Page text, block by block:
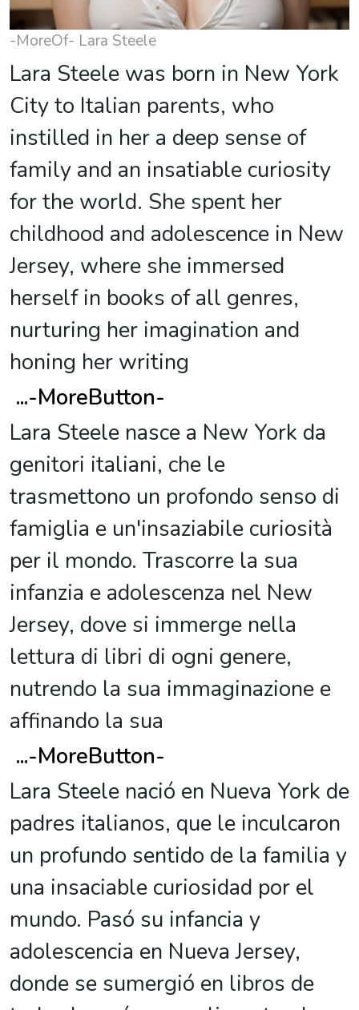
-MoreOf- Lara Steele
Lara Steele was born in New York
City to Italian parents, who
instilled in her a deep sense of
family and an insatiable curiosity
for the world. She spent her
childhood and adolescence in New
Jersey, where she immersed
herself in books of all genres,
nurturing her imagination and
honing her writing
...-MoreButton-
Lara Steele nasce a New York da
genitori italiani, che le
trasmettono un profondo senso di
famiglia e un'insaziabile curiosità
per il mondo. Trascorre la sua
infanzia e adolescenza nel New
Jersey, dove si immerge nella
lettura di libri di ogni genere,
nutrendo la sua immaginazione e
affinando la sua
...-MoreButton-
Lara Steele nació en Nueva York de
padres italianos, que le inculcaron
un profundo sentido de la familia y
una insaciable curiosidad por el
mundo. Pasó su infancia y
adolescencia en Nueva Jersey,
donde se sumergió en libros de